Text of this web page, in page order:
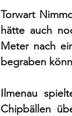
Torwart
hätte auch
Meter nach
begraben
Ilmenau
Chipbällen